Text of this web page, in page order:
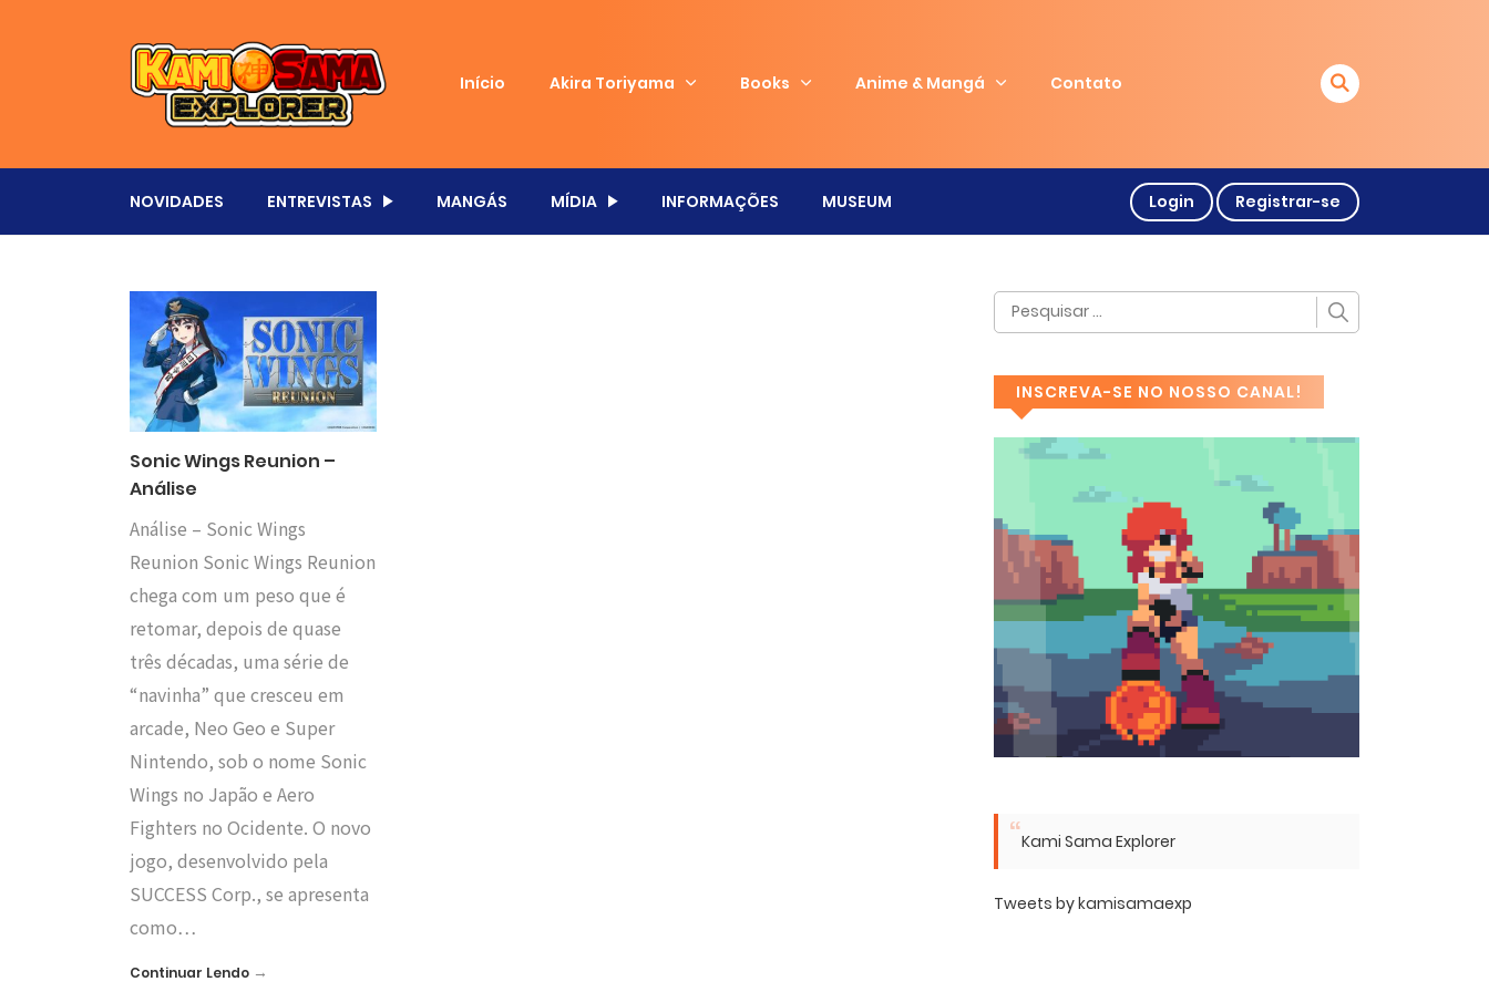
Início Akira Toriyama Books Anime & Mangá Contato
NOVIDADES ENTREVISTAS MANGÁS MÍDIA INFORMAÇÕES MUSEUM Login Registrar-se
Sonic Wings Reunion –
Análise
Análise – Sonic Wings
Reunion Sonic Wings Reunion
chega com um peso que é
retomar, depois de quase
três décadas, uma série de
“navinha” que cresceu em
arcade, Neo Geo e Super
Nintendo, sob o nome Sonic
Wings no Japão e Aero
Fighters no Ocidente. O novo
jogo, desenvolvido pela
SUCCESS Corp., se apresenta
como…
Continuar Lendo →
INSCREVA-SE NO NOSSO CANAL!
Kami Sama Explorer
Tweets by kamisamaexp